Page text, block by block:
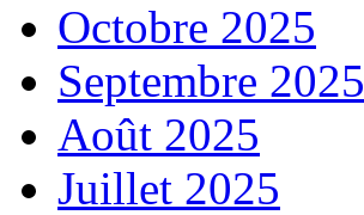
Octobre 2025
Septembre 2025
Août 2025
Juillet 2025